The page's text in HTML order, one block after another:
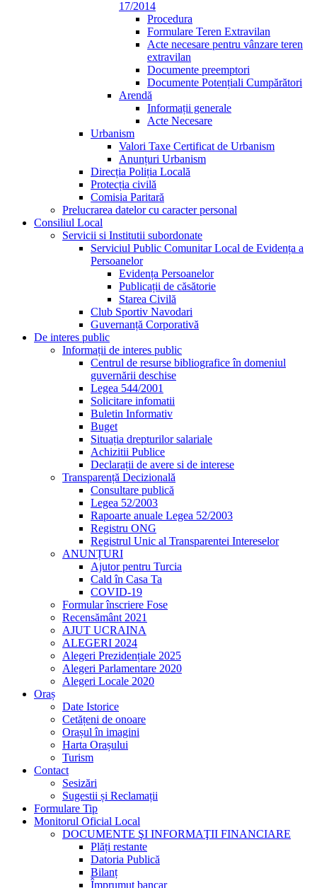
17/2014
Procedura
Formulare Teren Extravilan
Acte necesare pentru vânzare teren
extravilan
Documente preemptori
Documente Potențiali Cumpărători
Arendă
Informații generale
Acte Necesare
Urbanism
Valori Taxe Certificat de Urbanism
Anunțuri Urbanism
Direcția Poliția Locală
Protecția civilă
Comisia Paritară
Prelucrarea datelor cu caracter personal
Consiliul Local
Servicii si Institutii subordonate
Serviciul Public Comunitar Local de Evidența a
Persoanelor
Evidența Persoanelor
Publicații de căsătorie
Starea Civilă
Club Sportiv Navodari
Guvernanță Corporativă
De interes public
Informații de interes public
Centrul de resurse bibliografice în domeniul
guvernării deschise
Legea 544/2001
Solicitare infomatii
Buletin Informativ
Buget
Situația drepturilor salariale
Achizitii Publice
Declarații de avere si de interese
Transparență Decizională
Consultare publică
Legea 52/2003
Rapoarte anuale Legea 52/2003
Registru ONG
Registrul Unic al Transparentei Intereselor
ANUNȚURI
Ajutor pentru Turcia
Cald în Casa Ta
COVID-19
Formular înscriere Fose
Recensământ 2021
AJUT UCRAINA
ALEGERI 2024
Alegeri Prezidențiale 2025
Alegeri Parlamentare 2020
Alegeri Locale 2020
Oraș
Date Istorice
Cetățeni de onoare
Orașul în imagini
Harta Orașului
Turism
Contact
Sesizări
Sugestii și Reclamații
Formulare Tip
Monitorul Oficial Local
DOCUMENTE ŞI INFORMAŢII FINANCIARE
Plăți restante
Datoria Publică
Bilanț
Împrumut bancar